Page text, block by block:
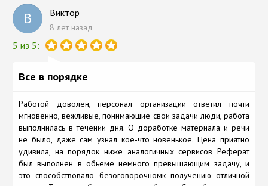
В Виктор
8 лет назад
5 из 5:
Все в порядке
Работой доволен, персонал организации ответил почти
мгновенно, вежливые, понимающие свои задачи люди, работа
выполнилась в течении дня. О доработке материала и речи
не было, даже сам узнал кое-что новенькое. Цена приятно
удивила, на порядок ниже аналогичных сервисов Реферат
был выполнен в обьеме немного превышающим задачу, и
это способствовало безоговорочномк получению отличной